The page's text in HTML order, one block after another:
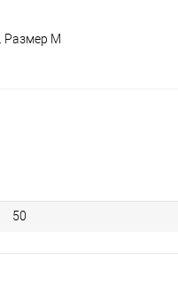
Размер М
50